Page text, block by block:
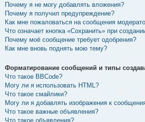
Почему я не могу добавлять вложения?
Почему я получил предупреждение?
Как мне пожаловаться на сообщения
Что означает кнопка «Сохранить» при
Почему моё сообщение требует одобрения?
Как мне вновь поднять мою тему?
Форматирование сообщений и типы
Что такое BBCode?
Могу ли я использовать HTML?
Что такое смайлики?
Могу ли я добавлять изображения к
Что такое важные объявления?
Что такое объявления?